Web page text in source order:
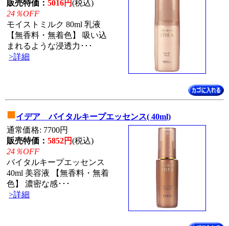
販売特価： 5016円(税込)
24％OFF
モイストミルク 80ml 乳液
【無香料・無着色】 吸い込
まれるような浸透力･･･
>詳細
■イデア バイタルキープエッセンス( 40ml)
通常価格: 7700円
販売特価： 5852円(税込)
24％OFF
バイタルキープエッセンス
40ml 美容液 【無香料・無着
色】 濃密な感･･･
>詳細